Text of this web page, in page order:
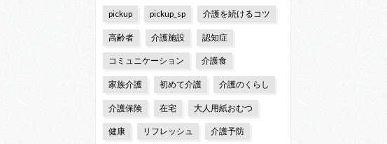
pickup pickup_sp 介護を続けるコツ
高齢者 介護施設 認知症
コミュニケーション 介護食
家族介護 初めて介護 介護のくらし
介護保険 在宅 大人用紙おむつ
健康 リフレッシュ 介護予防